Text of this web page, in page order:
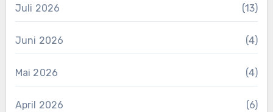
Juli 2026 (13)
Juni 2026 (4)
Mai 2026 (4)
April 2026 (6)